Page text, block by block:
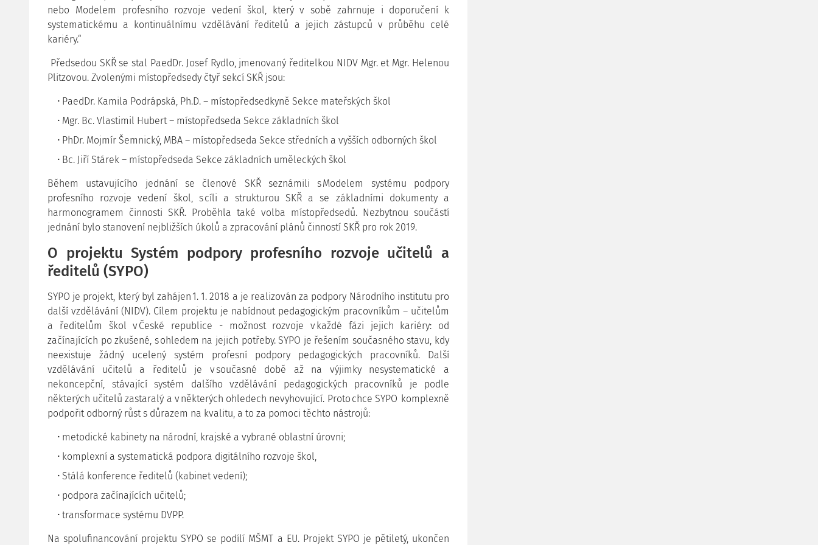
nebo Modelem profesního rozvoje vedení škol, který v sobě zahrnuje i doporučení k
systematickému a kontinuálnímu vzdělávání ředitelů a jejich zástupců v průběhu celé
kariéry.“
Předsedou SKŘ se stal PaedDr. Josef Rydlo, jmenovaný ředitelkou NIDV Mgr. et Mgr. Helenou
Plitzovou. Zvolenými místopředsedy čtyř sekcí SKŘ jsou:
PaedDr. Kamila Podrápská, Ph.D. – místopředsedkyně Sekce mateřských škol
Mgr. Bc. Vlastimil Hubert – místopředseda Sekce základních škol
PhDr. Mojmír Šemnický, MBA – místopředseda Sekce středních a vyšších odborných škol
Bc. Jiří Stárek – místopředseda Sekce základních uměleckých škol
Během ustavujícího jednání se členové SKŘ seznámili s Modelem systému podpory
profesního rozvoje vedení škol, s cíli a strukturou SKŘ a se základními dokumenty a
harmonogramem činnosti SKŘ. Proběhla také volba místopředsedů. Nezbytnou součástí
jednání bylo stanovení nejbližších úkolů a zpracování plánů činností SKŘ pro rok 2019.
O projektu Systém podpory profesního rozvoje učitelů a
ředitelů (SYPO)
SYPO je projekt, který byl zahájen 1. 1. 2018 a je realizován za podpory Národního institutu pro
další vzdělávání (NIDV). Cílem projektu je nabídnout pedagogickým pracovníkům – učitelům
a ředitelům škol v České republice - možnost rozvoje v každé fázi jejich kariéry: od
začínajících po zkušené, s ohledem na jejich potřeby. SYPO je řešením současného stavu, kdy
neexistuje žádný ucelený systém profesní podpory pedagogických pracovníků. Další
vzdělávání učitelů a ředitelů je v současné době až na výjimky nesystematické a
nekoncepční, stávající systém dalšího vzdělávání pedagogických pracovníků je podle
některých učitelů zastaralý a v některých ohledech nevyhovující. Proto chce SYPO komplexně
podpořit odborný růst s důrazem na kvalitu, a to za pomoci těchto nástrojů:
metodické kabinety na národní, krajské a vybrané oblastní úrovni;
komplexní a systematická podpora digitálního rozvoje škol,
Stálá konference ředitelů (kabinet vedení);
podpora začínajících učitelů;
transformace systému DVPP.
Na spolufinancování projektu SYPO se podílí MŠMT a EU. Projekt SYPO je pětiletý, ukončen